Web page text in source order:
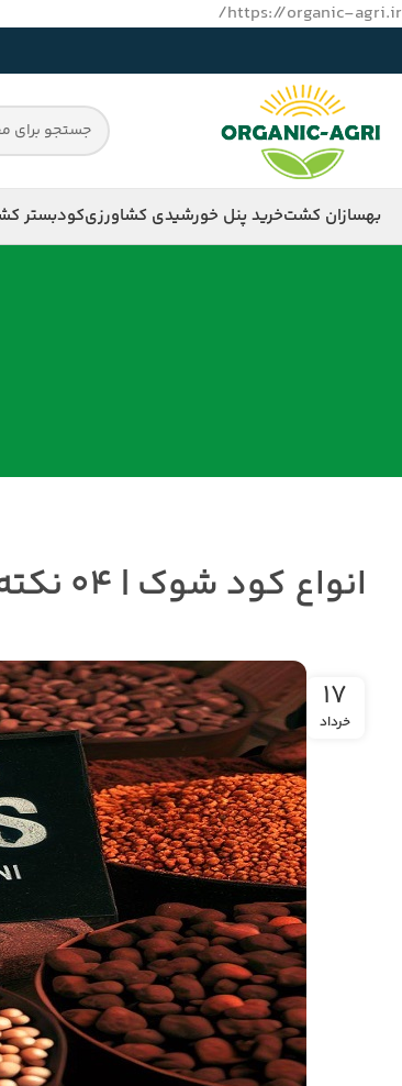
https://organic-agri.ir/
بهسازان کشتخرید پنل خورشیدی کشاورزیکودبستر
انواع کود شوک | ۰۴ نکته تاثیر شوک فوائد تغذیه صرفه‌جویی در هزینه!
۱۷
خرداد